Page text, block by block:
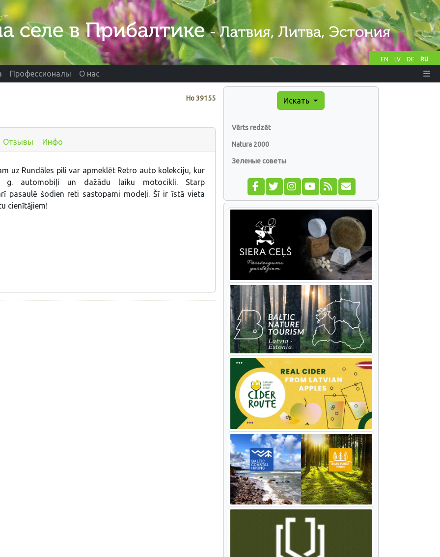
EN LV DE RU
Профессионалы О нас
Нo39155
Отзывы Инфо
uz Rundāles pili var apmeklēt Retro auto kolekciju, kur
g. automobiļi un dažādu laiku motocikli. Starp
pasaulē šodien reti sastopami modeļi. Šī ir īstā vieta
cienītājiem!
Искать
Vērts redzēt
Natura 2000
Зеленые советы